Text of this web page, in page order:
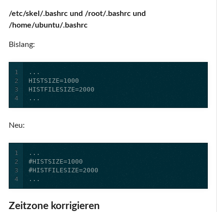
/etc/skel/.bashrc und /root/.bashrc und
/home/ubuntu/.bashrc
Bislang:
1
2
3
4
...
Neu:
1
2
3
4
...
Zeitzone korrigieren